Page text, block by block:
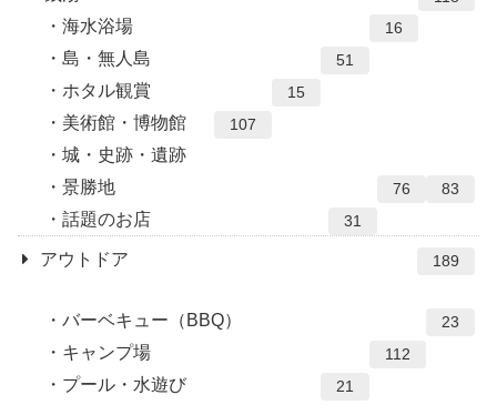
海水浴場 16
島・無人島 51
ホタル観賞 15
美術館・博物館 107
城・史跡・遺跡
83
景勝地 76
話題のお店 31
アウトドア 189
バーベキュー（BBQ） 23
キャンプ場 112
プール・水遊び 21